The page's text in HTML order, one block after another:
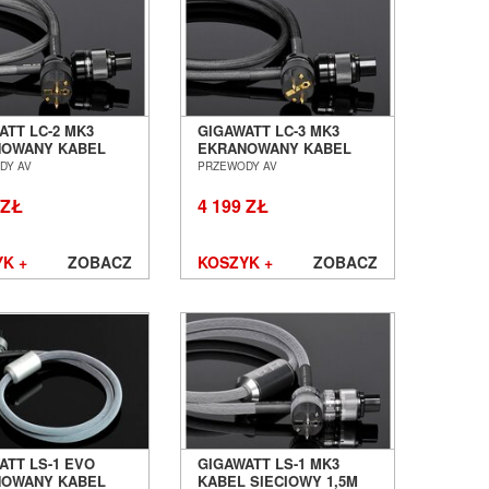
systemu potrafi:
albo pomaga Twojemu systemowi
to w pełni. Jej produkty nie są dodatkiem – są
, inwestycja w odpowiednie zasilanie powinna
potwierdzoną przez tysiące użytkowników
LC-2 MK3
KABEL
2M SALON
AV
+ ZOBACZ
GIGAWATT LC-3 MK3
EKRANOWANY KABEL
SIECIOWY 1,5M SALON
PRZEWODY AV
4 199 ZŁ
KOSZYK + ZOBACZ
LS-1 EVO
KABEL
GIGAWATT LS-1 MK3
KABEL SIECIOWY 1,5M